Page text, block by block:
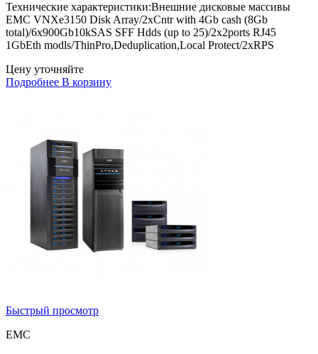
Технические характеристики:Внешние дисковые массивы
EMC VNXe3150 Disk Array/2xCntr with 4Gb cash (8Gb
total)/6x900Gb10kSAS SFF Hdds (up to 25)/2x2ports RJ45
1GbEth modls/ThinPro,Deduplication,Local Protect/2xRPS
Цену уточняйте
Подробнее В корзину
Быстрый просмотр
EMC